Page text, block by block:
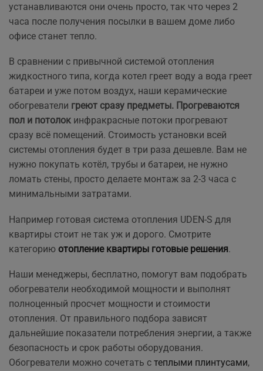
устанавливаются они очень просто, так что через 2
часа после получения посылки в вашем доме либо
офисе станет тепло.
В сравнении с привычной системой отопления
жидкостного типа, когда котел греет воду а вода греет
батареи и уже потом воздух, наши керамические
обогреватели греют сразу предметы. Прогреваются
пол и потолок инфракрасные потоки прогревают
сразу всё помещений. Стоимость установки всей
системы отопления будет в три раза дешевле. Вам не
нужно покупать котёл, трубы и батареи, не нужно
ломать стены, просто делаете монтаж за 2-3 часа с
минимальными затратами.
Например готовая система отопления UDEN-S для
квартиры стоит не так уж и дорого. Смотрите
категорию отопление квартиры готовые решения.
Наши менеджеры, бесплатно, помогут вам подобрать
обогреватели необходимой мощности и выполнят
полноценный просчет мощности и стоимости
отопления. От правильного подбора зависят
дальнейшие показатели потребления энергии, а также
безопасность и срок работы оборудования.
Обогреватели можно сочетать с теплыми плинтусами,